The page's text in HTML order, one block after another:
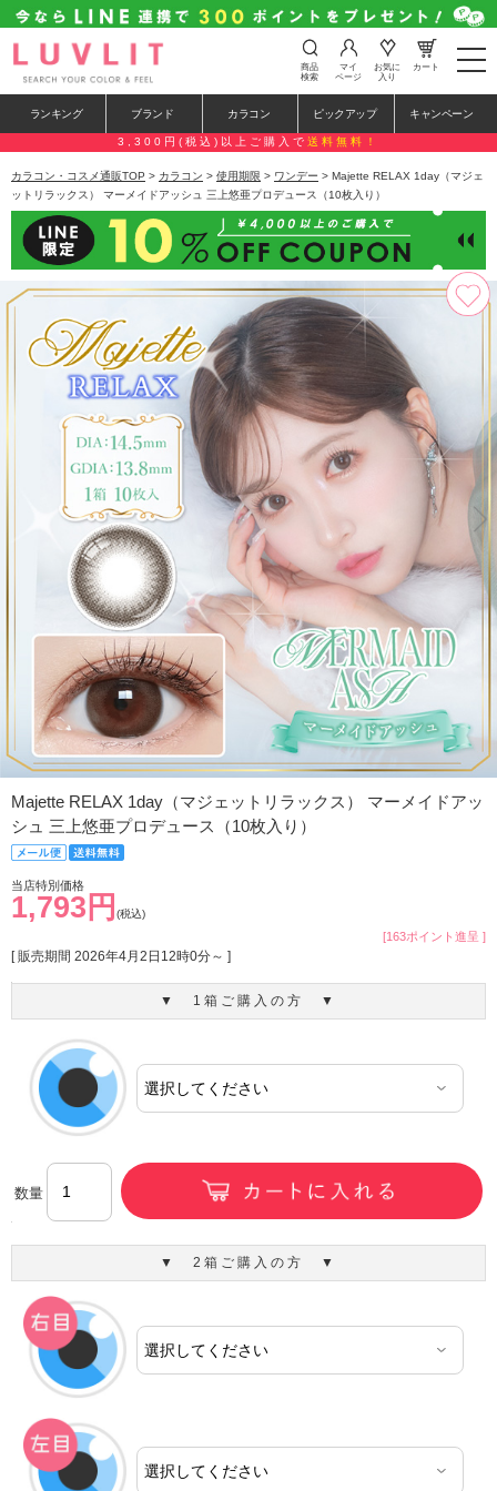
t
o
e
n
a
a
i
o
n
商品
検索
マイ
ページ
お気に
入り
カート
ランキング ブランド カラコン ピックアップ キャンペーン
3,300円(税込)以上ご購入で 送料無料！
カラコン・コスメ通販TOP > カラコン > 使用期限 > ワンデー > Majette RELAX 1day（マジェ
ットリラックス） マーメイドアッシュ 三上悠亜プロデュース（10枚入り）
Majette RELAX 1day（マジェットリラックス） マーメイドアッ
シュ 三上悠亜プロデュース（10枚入り）
当店特別価格
1,793円 (税込)
[163ポイント進呈 ]
[ 販売期間 2026年4月2日12時0分～ ]
▼ 1箱ご購入の方 ▼
数量
▼ 2箱ご購入の方 ▼